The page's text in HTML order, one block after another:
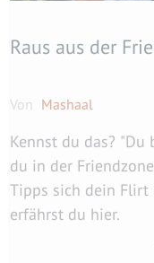
Raus aus der
Von Mashaal
Kennst du das?
du in der
Tipps sich dein
erfährst du hier.